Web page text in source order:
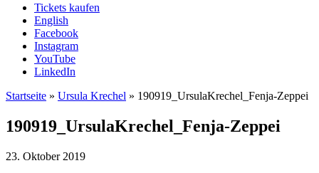
Tickets kaufen
English
Facebook
Instagram
YouTube
LinkedIn
Startseite » Ursula Krechel » 190919_UrsulaKrechel_Fenja-Zeppei
190919_UrsulaKrechel_Fenja-Zeppei
23. Oktober 2019